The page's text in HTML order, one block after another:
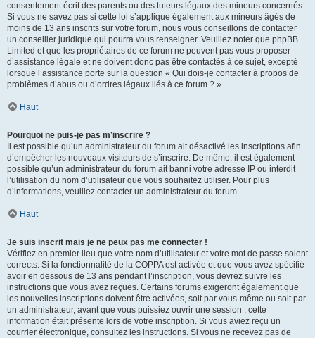
consentement écrit des parents ou des tuteurs légaux des mineurs concernés.
Si vous ne savez pas si cette loi s’applique également aux mineurs âgés de
moins de 13 ans inscrits sur votre forum, nous vous conseillons de contacter
un conseiller juridique qui pourra vous renseigner. Veuillez noter que phpBB
Limited et que les propriétaires de ce forum ne peuvent pas vous proposer
d’assistance légale et ne doivent donc pas être contactés à ce sujet, excepté
lorsque l’assistance porte sur la question « Qui dois-je contacter à propos de
problèmes d’abus ou d’ordres légaux liés à ce forum ? ».
Haut
Pourquoi ne puis-je pas m’inscrire ?
Il est possible qu’un administrateur du forum ait désactivé les inscriptions afin
d’empêcher les nouveaux visiteurs de s’inscrire. De même, il est également
possible qu’un administrateur du forum ait banni votre adresse IP ou interdit
l’utilisation du nom d’utilisateur que vous souhaitez utiliser. Pour plus
d’informations, veuillez contacter un administrateur du forum.
Haut
Je suis inscrit mais je ne peux pas me connecter !
Vérifiez en premier lieu que votre nom d’utilisateur et votre mot de passe soient
corrects. Si la fonctionnalité de la COPPA est activée et que vous avez spécifié
avoir en dessous de 13 ans pendant l’inscription, vous devrez suivre les
instructions que vous avez reçues. Certains forums exigeront également que
les nouvelles inscriptions doivent être activées, soit par vous-même ou soit par
un administrateur, avant que vous puissiez ouvrir une session ; cette
information était présente lors de votre inscription. Si vous aviez reçu un
courrier électronique, consultez les instructions. Si vous ne recevez pas de